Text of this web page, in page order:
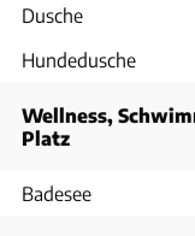
Dusche
Hundedusche
Wellness,
Platz
Badesee